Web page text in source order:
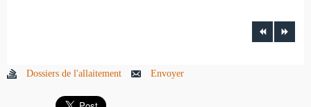
Dossiers de l'allaitement Envoyer